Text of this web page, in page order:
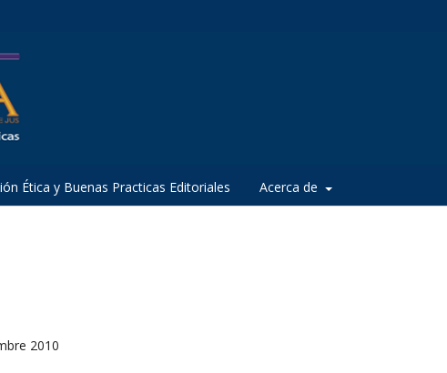
Ética y Buenas Practicas Editoriales Acerca de
2010